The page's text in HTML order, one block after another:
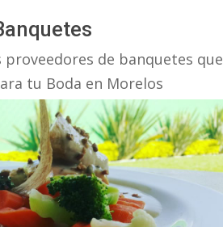
de banquetes que
tu Boda en Morelos